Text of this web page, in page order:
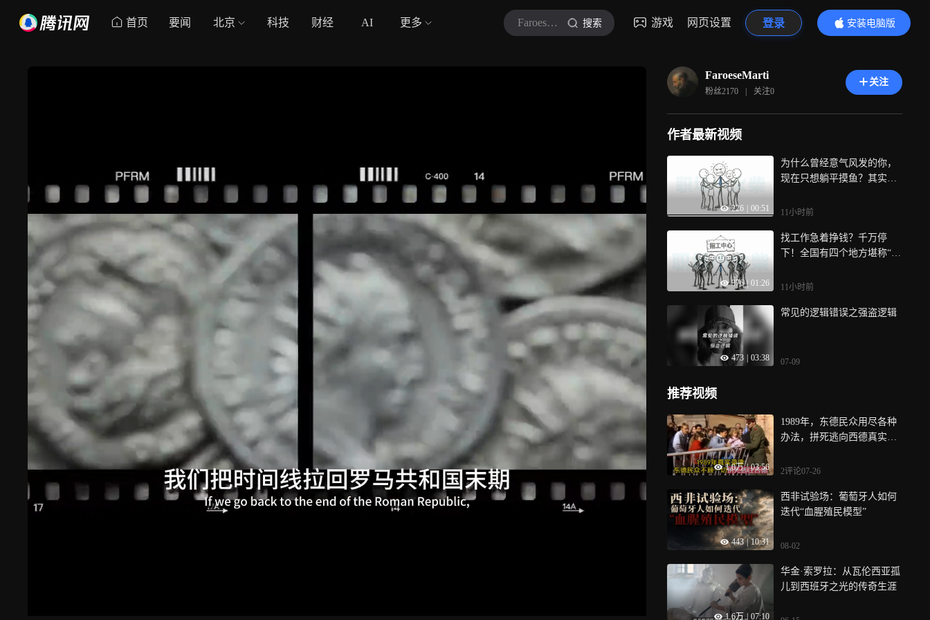
首页 要闻 北京 科技 财经 AI 更多 FaroeseMarti 搜索 游戏 网页设置 登录
安装电脑版
内容更精彩
FaroeseMarti
粉丝2170 | 关注0
关注
作者最新视频
226 00:51
为什么曾经意气风发的你，
现在只想躺平摸鱼？其实不
变了！干活的被排挤，搞鬼
11小时前
376 | 01:26
找工作急着挣钱？千万停
下！全国有四个地方堪称“打
得先交钱！黑中介、合同陷
个揭秘
11小时前
473 03:38
常见的逻辑错误之强盗逻辑
07-09
推荐视频
1.0万 | 03:56
1989年，东德民众用尽各种
办法，拼死逃向西德真实录
活
2评论07-26
443 | 10:31
西非试验场：葡萄牙人如何
迭代“血腥殖民模型”
08-02
1.6万 | 07:10
华金·索罗拉：从瓦伦西亚孤
儿到西班牙之光的传奇生涯